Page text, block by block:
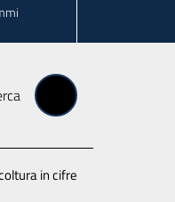
in cifre